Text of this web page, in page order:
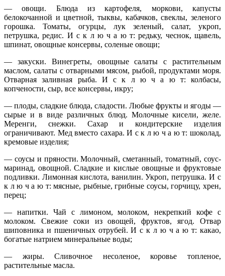
— овощи. Блюда из картофеля, моркови, капусты
белокочанной и цветной, тыквы, кабачков, свеклы, зеленого
горошка. Томаты, огурцы, лук зеленый, салат, укроп,
петрушка, редис. И с к л ю ч а ю т: редьку, чеснок, щавель,
шпинат, овощные консервы, соленые овощи;
— закуски. Винегреты, овощные салаты с растительным
маслом, салаты с отварными мясом, рыбой, продуктами моря.
Отварная заливная рыба. И с к л ю ч а ю т: колбасы,
копчености, сыр, все консервы, икру;
— плоды, сладкие блюда, сладости. Любые фрукты и ягоды —
сырые и в виде различных блюд. Молочные кисели, желе.
Меренги, снежки. Сахар и кондитерские изделия
ограничивают. Мед вместо сахара. И с к л ю ч а ю т: шоколад,
кремовые изделия;
— соусы и пряности. Молочный, сметанный, томатный, соус-
маринад, овощной. Сладкие и кислые овощные и фруктовые
подливки. Лимонная кислота, ванилин. Укроп, петрушка. И с
к л ю ч а ю т: мясные, рыбные, грибные соусы, горчицу, хрен,
перец;
— напитки. Чай с лимоном, молоком, некрепкий кофе с
молоком. Свежие соки из овощей, фруктов, ягод. Отвар
шиповника и пшеничных отрубей. И с к л ю ч а ю т: какао,
богатые натрием минеральные воды;
— жиры. Сливочное несоленое, коровье топленое,
растительные масла.